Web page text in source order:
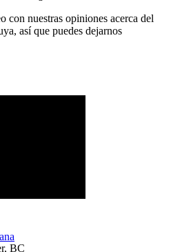
con nuestras opiniones acerca del
así que puedes dejarnos
BC